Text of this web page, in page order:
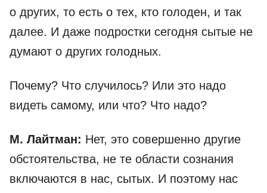
о других, то есть о тех, кто голоден, и так
далее. И даже подростки сегодня сытые не
думают о других голодных.
Почему? Что случилось? Или это надо
видеть самому, или что? Что надо?
М. Лайтман: Нет, это совершенно другие
обстоятельства, не те области сознания
включаются в нас, сытых. И поэтому нас